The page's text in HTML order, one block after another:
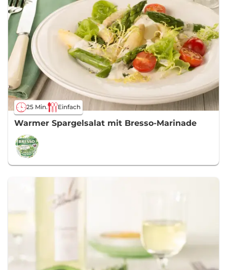
25 Min. Einfach
Warmer Spargelsalat mit Bresso-Marinade